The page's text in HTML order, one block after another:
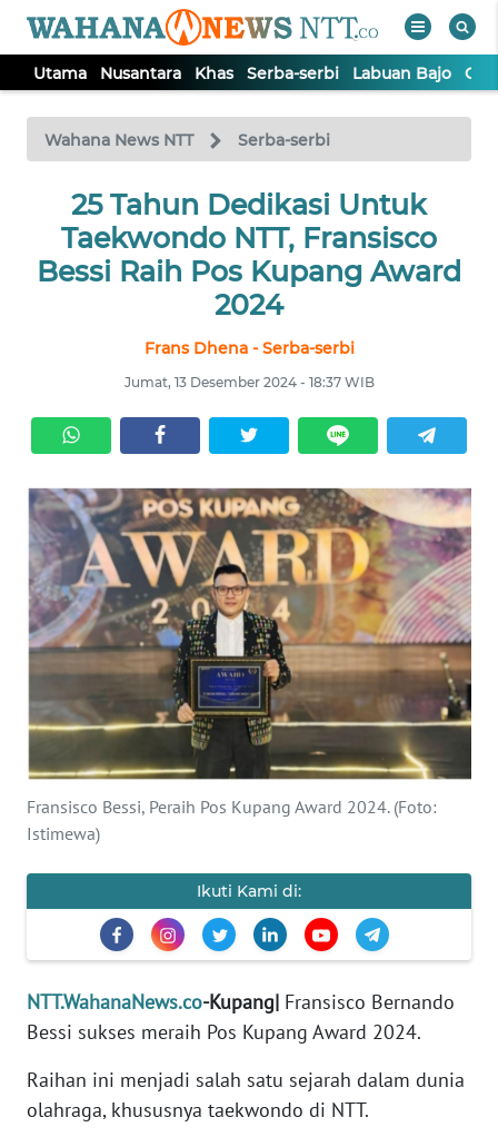
Utama Nusantara Khas Serba-serbi Labuan Bajo
Wahana News NTT Serba-serbi
25 Tahun Dedikasi Untuk
Taekwondo NTT, Fransisco
Bessi Raih Pos Kupang Award
2024
Frans Dhena - Serba-serbi
Jumat, 13 Desember 2024 - 18:37 WIB
Fransisco Bessi, Peraih Pos Kupang Award 2024. (Foto:
Istimewa)
Ikuti Kami di:
NTT.WahanaNews.co-Kupang| Fransisco Bernando
Bessi sukses meraih Pos Kupang Award 2024.
Raihan ini menjadi salah satu sejarah dalam dunia
olahraga, khususnya taekwondo di NTT.
TV
Tutup
UTAMA
NUSANTARA
SERBI
BAJO
OPINI
Informasi
INDEKS
BERITA
KAMI
INFO
PEDOMAN
MEDIA
REDAKSI